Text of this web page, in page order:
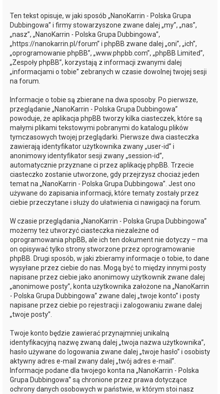
Ten tekst opisuje, w jaki sposób „NanoKarrin - Polska Grupa
Dubbingowa” i firmy stowarzyszone zwane dalej „my”, „nas”,
„nasz”, „NanoKarrin - Polska Grupa Dubbingowa”,
„https://nanokarrin.pl/forum” i phpBB zwane dalej „oni”, „ich”,
„oprogramowanie phpBB”, „www.phpbb.com”, „phpBB Limited”,
„Zespoły phpBB”, korzystają z informacji zwanymi dalej
„informacjami o tobie” zebranych w czasie dowolnej twojej sesji
na forum.
Informacje o tobie są zbierane na dwa sposoby. Po pierwsze,
przeglądanie „NanoKarrin - Polska Grupa Dubbingowa”
powoduje, że aplikacja phpBB tworzy kilka ciasteczek, które są
małymi plikami tekstowymi pobranymi do katalogu plików
tymczasowych twojej przeglądarki. Pierwsze dwa ciasteczka
zawierają identyfikator użytkownika zwany „user-id” i
anonimowy identyfikator sesji zwany „session-id”,
automatycznie przyznane ci przez aplikację phpBB. Trzecie
ciasteczko zostanie utworzone, gdy przejrzysz chociaż jeden
temat na „NanoKarrin - Polska Grupa Dubbingowa”. Jest ono
używane do zapisania informacji, które tematy zostały przez
ciebie przeczytane i służy do ułatwienia ci nawigacji na forum.
W czasie przeglądania „NanoKarrin - Polska Grupa Dubbingowa”
możemy też utworzyć ciasteczka niezależne od
oprogramowania phpBB, ale ich ten dokument nie dotyczy – ma
on opisywać tylko strony stworzone przez oprogramowanie
phpBB. Drugi sposób, w jaki zbieramy informacje o tobie, to dane
wysyłane przez ciebie do nas. Mogą być to między innymi posty
napisane przez ciebie jako anonimowy użytkownik zwane dalej
„anonimowe posty”, konta użytkownika założone na „NanoKarrin
- Polska Grupa Dubbingowa” zwane dalej „twoje konto” i posty
napisane przez ciebie po rejestracji i zalogowaniu zwane dalej
„twoje posty”.
Twoje konto będzie zawierać przynajmniej unikalną
identyfikacyjną nazwę zwaną dalej „twoja nazwa użytkownika”,
hasło używane do logowania zwane dalej „twoje hasło” i osobisty
aktywny adres e-mail zwany dalej „twój adres e-mail”.
Informacje podane dla twojego konta na „NanoKarrin - Polska
Grupa Dubbingowa” są chronione przez prawa dotyczące
ochrony danych osobowych w państwie, w którym stoi nasz